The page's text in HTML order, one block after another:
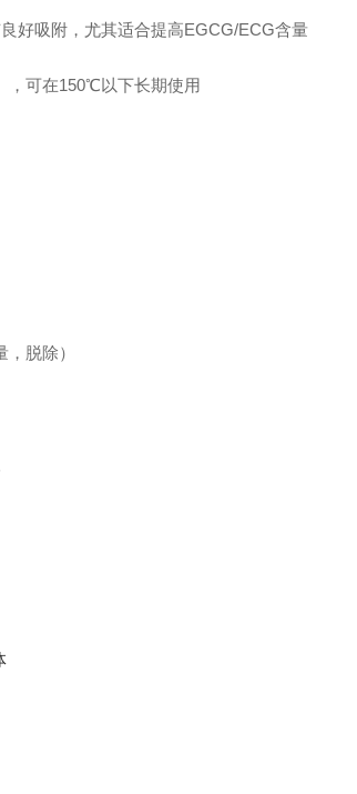
好吸附，尤其适合提高EGCG/ECG含量
，可在150℃以下长期使用
脱除）